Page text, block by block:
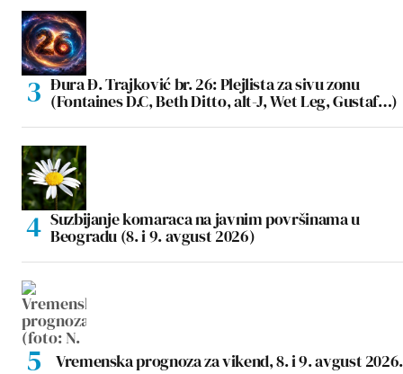
Đura Đ. Trajković br. 26: Plejlista za sivu zonu
(Fontaines D.C, Beth Ditto, alt-J, Wet Leg, Gustaf…)
Suzbijanje komaraca na javnim površinama u
Beogradu (8. i 9. avgust 2026)
Vremenska prognoza za vikend, 8. i 9. avgust 2026.